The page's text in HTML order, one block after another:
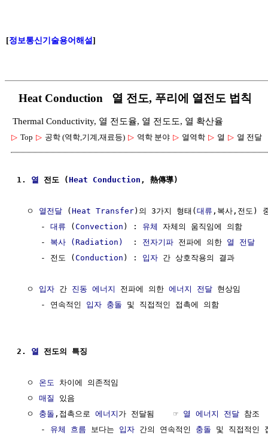
[정보통신기술용어해설]
Heat Conduction 열 전도, 푸리에 열전도 법칙
Thermal Conductivity, 열 전도율, 열 전도도, 열 확산율
▷ Top ▷ 공학 (역학,기계,재료등) ▷ 역학 분야 ▷ 열역학 ▷ 열 ▷ 열 전달
1. 열 전도 (Heat Conduction , 熱傳導)
  ㅇ
열전달 (Heat Transfer)의 3가지 형태(대류 ,복사,전도)
     -
대류 (Convection ) : 유체
자체의 움직임에 의함
     -
복사 (Radiation)
  :
전자기파 전파에 의한 열 전달
     - 전도 (
Conduction ) : 입자 간 상호작용의 결과
  ㅇ
입자 간 진동 에너지 전파에 의한 에너지 전달 현상임
     - 연속적인
입자 충돌 및 직접적인 접촉에 의함
2. 열 전도의 특징
  ㅇ
온도
차이에 의존적임
  ㅇ
매질
있음
  ㅇ
충돌 ,접촉으로 에너지 가 전달됨    ☞ 열 에너지 전달 참조
     -
유체 흐름 보다는 입자 간의 연속적인 충돌 및 직접적인